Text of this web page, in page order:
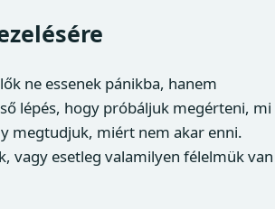
ne essenek pánikba, hanem
lépés, hogy próbáljuk megérteni, mi
megtudjuk, miért nem akar enni.
vagy esetleg valamilyen félelmük van